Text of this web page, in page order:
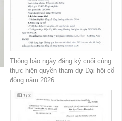
Thông báo ngày đăng ký cuối cùng
thực hiện quyền tham dự Đại hội cổ
đông năm 2026